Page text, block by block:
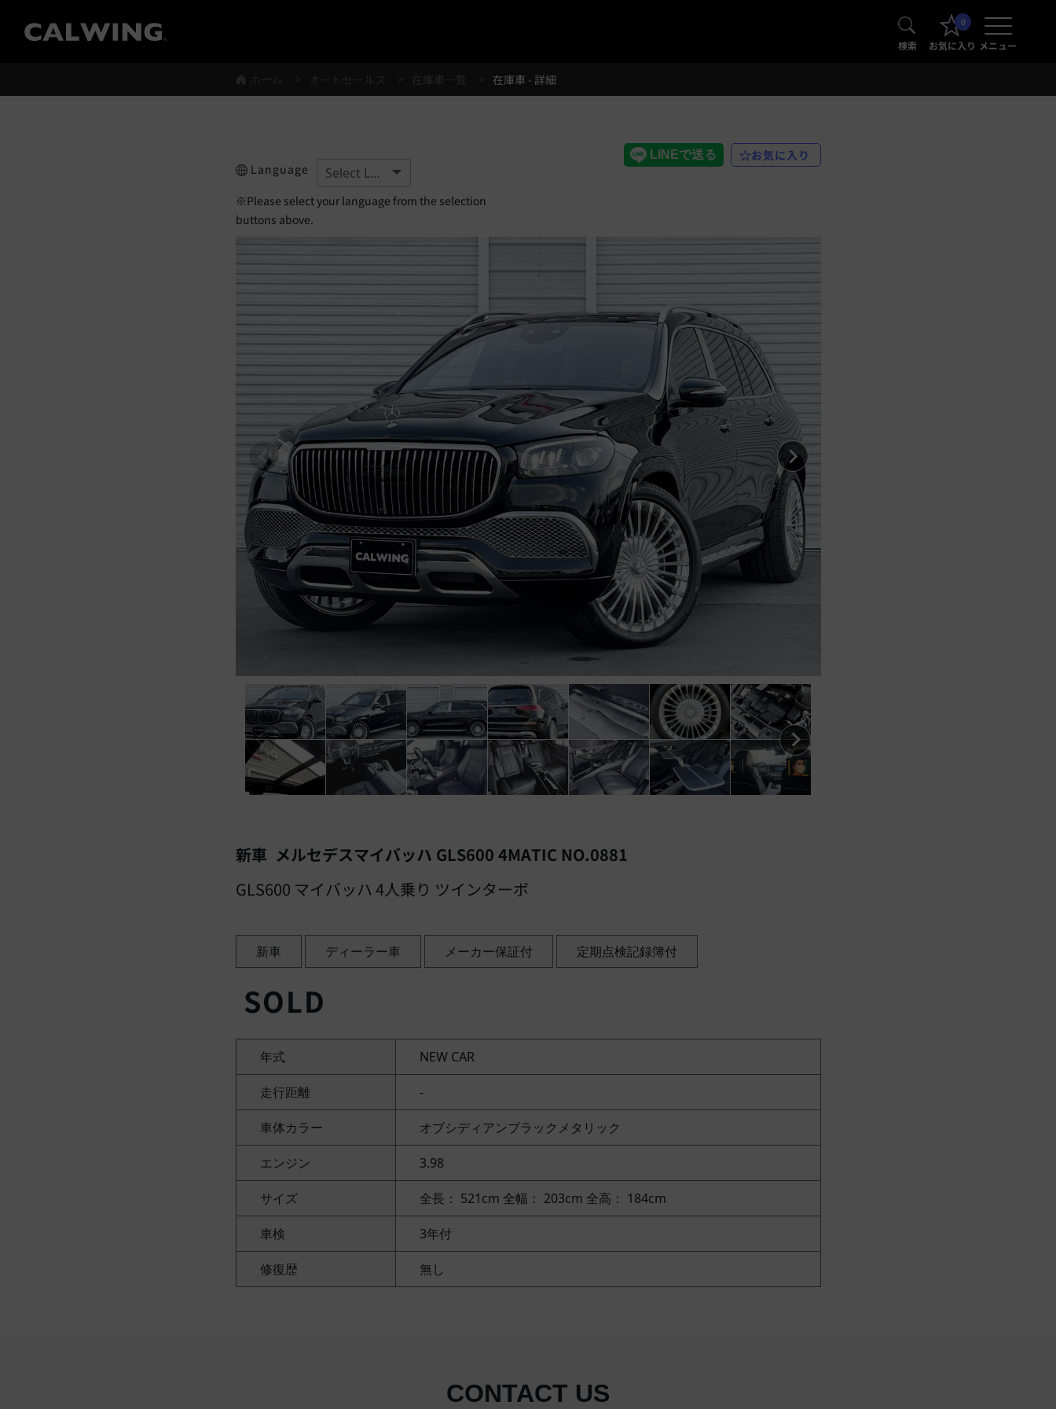
® 検索
0
お気に入り メニュー
在庫車 - 詳細
Language
※Please select your language from the selection
buttons above.
お気に入り
新車 メルセデスマイバッハ GLS600 4MATIC NO.0881
GLS600 マイバッハ 4人乗り ツインターボ
新車 ディーラー車 メーカー保証付 定期点検記録簿付
SOLD
年式 NEW CAR
走行距離 -
車体カラー オブシディアンブラックメタリック
エンジン 3.98
サイズ 全長： 521cm 全幅： 203cm 全高： 184cm
車検 3年付
修復歴 無し
CONTACT US